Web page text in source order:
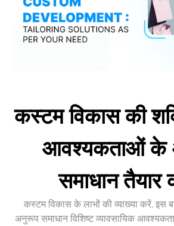
कस्टम विकास की
आवश्यकताओं के
समाधान तैयार
कस्टम विकास के लाभों की व्याख्या करें, इस
अनुरूप समाधान विशिष्ट व्यावसायिक